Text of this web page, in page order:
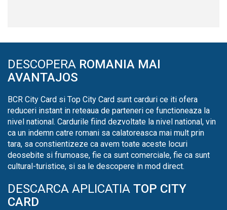
DESCOPERA ROMANIA MAI
AVANTAJOS
BCR City Card si Top City Card sunt carduri ce iti ofera
reduceri instant in reteaua de parteneri ce functioneaza la
nivel national. Cardurile fiind dezvoltate la nivel national, vin
ca un indemn catre romani sa calatoreasca mai mult prin
tara, sa constientizeze ca avem toate aceste locuri
deosebite si frumoase, fie ca sunt comerciale, fie ca sunt
cultural-turistice, si sa le descopere in mod direct.
DESCARCA APLICATIA TOP CITY
CARD